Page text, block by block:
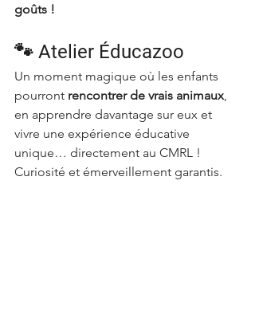
goûts !
🐾 Atelier Éducazoo
Un moment magique où les enfants
pourront rencontrer de vrais animaux
en apprendre davantage sur eux et
vivre une expérience éducative
unique… directement au CMRL !
Curiosité et émerveillement garantis.